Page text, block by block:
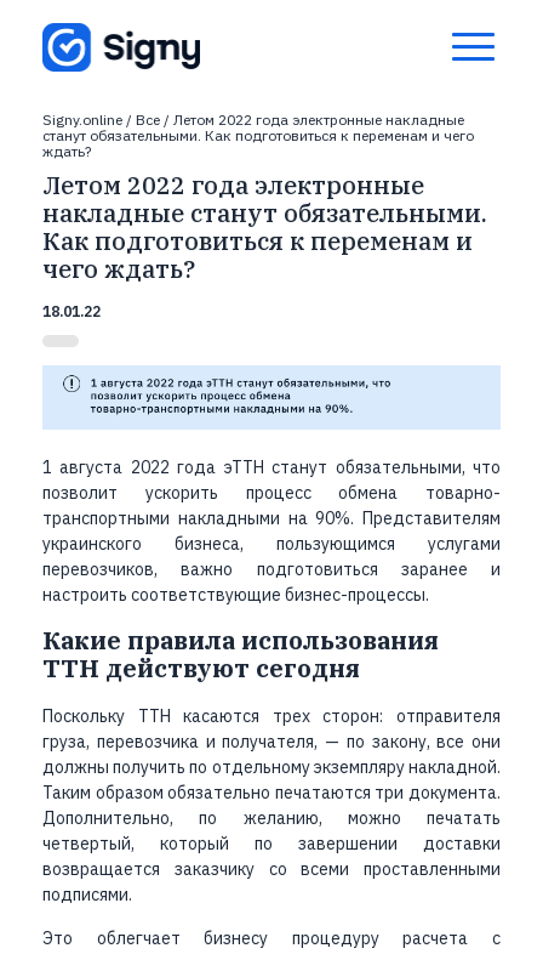
Signy.online / Все / Летом 2022 года электронные накладные
станут обязательными. Как подготовиться к переменам и чего
ждать?
Летом 2022 года электронные
накладные станут обязательными.
Как подготовиться к переменам и
чего ждать?
18.01.22
1 августа 2022 года эТТН станут обязательными, что
позволит ускорить процесс обмена товарно-
транспортными накладными на 90%. Представителям
украинского бизнеса, пользующимся услугами
перевозчиков, важно подготовиться заранее и
настроить соответствующие бизнес-процессы.
Какие правила использования
ТТН действуют сегодня
Поскольку ТТН касаются трех сторон: отправителя
груза, перевозчика и получателя, — по закону, все они
должны получить по отдельному экземпляру накладной.
Таким образом обязательно печатаются три документа.
Дополнительно, по желанию, можно печатать
четвертый, который по завершении доставки
возвращается заказчику со всеми проставленными
подписями.
Это облегчает бизнесу процедуру расчета с